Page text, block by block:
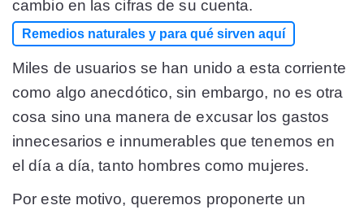
cambio en las cifras de su cuenta.
Remedios naturales y para qué sirven aquí
Miles de usuarios se han unido a esta corriente
como algo anecdótico, sin embargo, no es otra
cosa sino una manera de excusar los gastos
innecesarios e innumerables que tenemos en
el día a día, tanto hombres como mujeres.
Por este motivo, queremos proponerte un